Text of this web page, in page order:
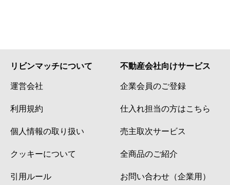
リビンマッチについて
運営会社
利用規約
個人情報の取り扱い
クッキーについて
引用ルール
不動産会社向けサービス
企業会員のご登録
仕入れ担当の方はこちら
売主取次サービス
全商品のご紹介
お問い合わせ（企業用）